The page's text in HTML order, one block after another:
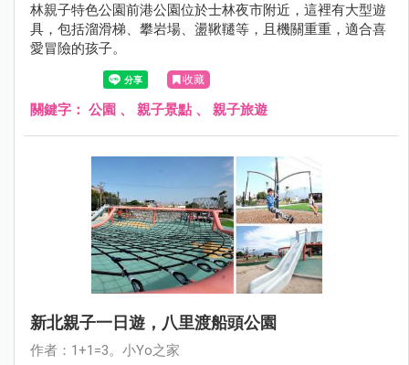
林親子特色公園前港公園位於士林夜市附近，這裡有大型遊
具，包括溜滑梯、攀岩場、盪鞦韆等，且機關重重，適合喜
愛冒險的孩子。
收藏
關鍵字： 公園 、 親子景點 、 親子旅遊
新北親子一日遊，八里渡船頭公園
作者：1+1=3。小Yo之家